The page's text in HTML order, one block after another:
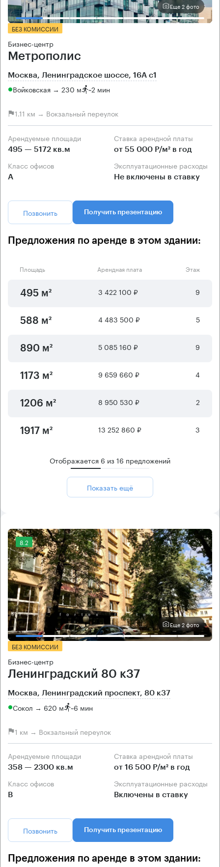
Еще 2 фото
БЕЗ КОМИССИИ
Бизнес-центр
Метрополис
Москва, Ленинградское шоссе, 16А с1
Войковская → 230 м ~2 мин
1.11 км → Вокзальный переулок
Арендуемые площади
495 — 5172 кв.м
Ставка арендной платы
от 55 000 Р/м² в год
Класс офисов
А
Эксплуатационные расходы
Не включены в ставку
Позвонить Получить презентацию
Предложения по аренде в этом здании:
Площадь Арендная плата Этаж
495 м² 3 422 100 ₽ 9
588 м² 4 483 500 ₽ 5
890 м² 5 085 160 ₽ 9
1173 м² 9 659 660 ₽ 4
1206 м² 8 950 530 ₽ 2
1917 м² 13 252 860 ₽ 3
Отображается 6 из16 предложений
Показать ещё
8.2
Еще 2 фото
БЕЗ КОМИССИИ
Бизнес-центр
Ленинградский 80 к37
Москва, Ленинградский проспект, 80 к37
Сокол → 620 м ~6 мин
1 км → Вокзальный переулок
Арендуемые площади
358 — 2300 кв.м
Ставка арендной платы
от 16 500 Р/м² в год
Класс офисов
B
Эксплуатационные расходы
Включены в ставку
Позвонить Получить презентацию
Предложения по аренде в этом здании: